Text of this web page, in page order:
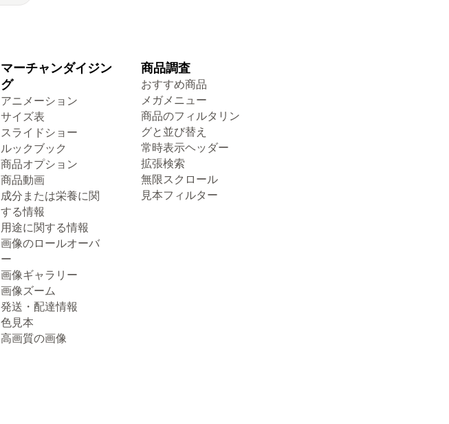
マーチャンダイジン
グ
アニメーション
サイズ表
スライドショー
ルックブック
商品オプション
商品動画
成分または栄養に関
する情報
用途に関する情報
画像のロールオーバ
ー
画像ギャラリー
画像ズーム
発送・配達情報
色見本
高画質の画像
商品調査
おすすめ商品
メガメニュー
商品のフィルタリン
グと並び替え
常時表示ヘッダー
拡張検索
無限スクロール
見本フィルター